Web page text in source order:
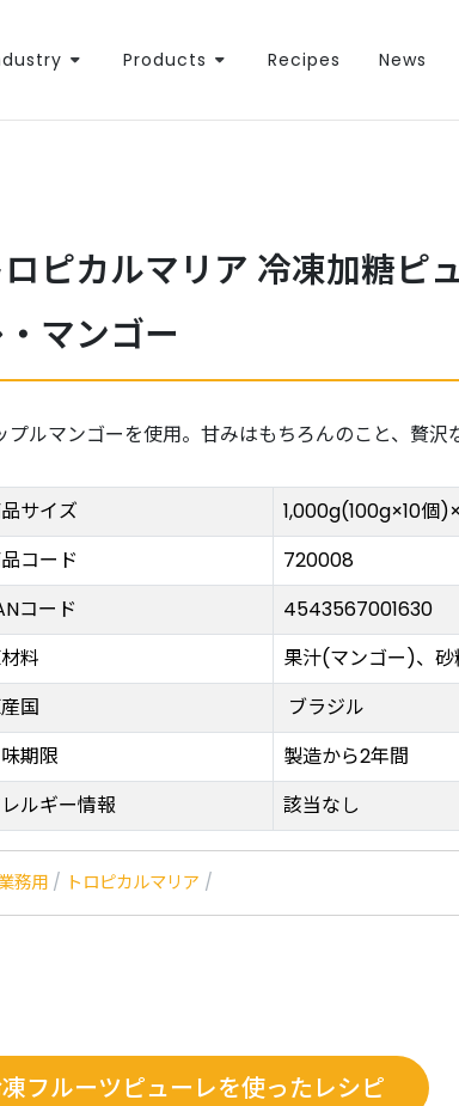
Products Recipes News
ロピカルマリア 冷凍加糖ピ
・マンゴー
プルマンゴーを使用。甘みはもちろんのこと、贅沢
サイズ
1,000g(100g×10個
コード
720008
コード
4543567001630
料
果汁(マンゴー)、砂
国
ブラジル
期限
製造から2年間
ルギー情報
該当なし
務用/ トロピカルマリア /
フルーツピューレを使ったレシピ